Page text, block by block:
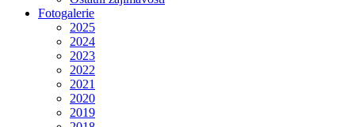
Fotogalerie
2025
2024
2023
2022
2021
2020
2019